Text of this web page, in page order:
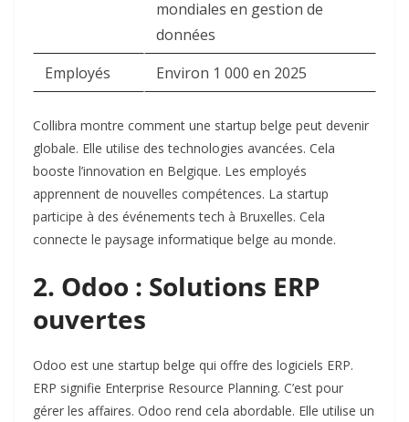
mondiales en gestion de
données
Employés
Environ 1 000 en 2025
Collibra montre comment une startup belge peut devenir
globale. Elle utilise des technologies avancées. Cela
booste l’innovation en Belgique. Les employés
apprennent de nouvelles compétences. La startup
participe à des événements tech à Bruxelles. Cela
connecte le paysage informatique belge au monde.
2. Odoo : Solutions ERP
ouvertes
Odoo est une startup belge qui offre des logiciels ERP.
ERP signifie Enterprise Resource Planning. C’est pour
gérer les affaires. Odoo rend cela abordable. Elle utilise un